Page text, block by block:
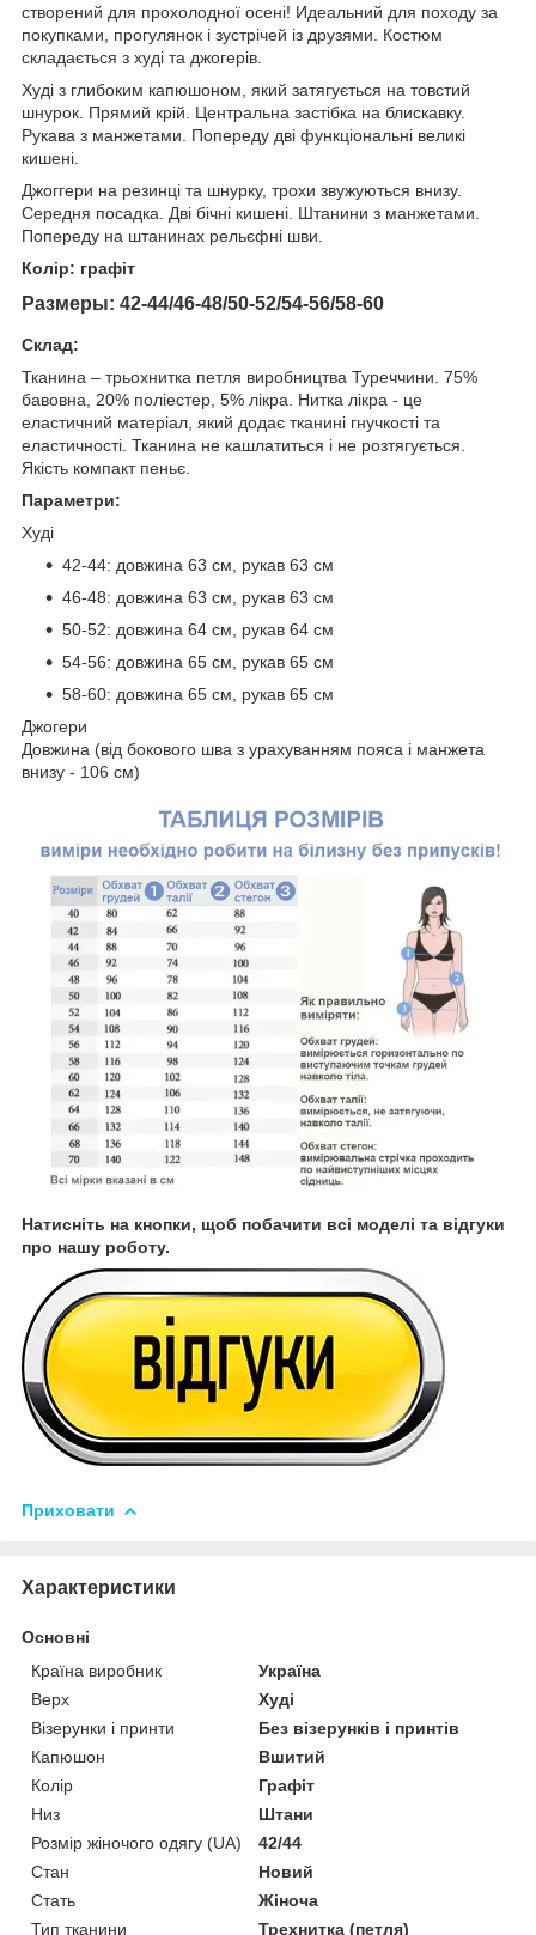
створений для прохолодної осені! Идеальний для походу за
покупками, прогулянок і зустрічей із друзями. Костюм
складається з худі та джогерів.
Худі з глибоким капюшоном, який затягується на товстий
шнурок. Прямий крій. Центральна застібка на блискавку.
Рукава з манжетами. Попереду дві функціональні великі
кишені.
Джоггери на резинці та шнурку, трохи звужуються внизу.
Середня посадка. Дві бічні кишені. Штанини з манжетами.
Попереду на штанинах рельєфні шви.
Колір: графіт
Размеры: 42-44/46-48/50-52/54-56/58-60
Склад:
Тканина – трьохнитка петля виробництва Туреччини. 75%
бавовна, 20% поліестер, 5% лікра. Нитка лікра - це
еластичний матеріал, який додає тканині гнучкості та
еластичності. Тканина не кашлатиться і не розтягується.
Якість компакт пеньє.
Параметри:
Худі
42-44: довжина 63 см, рукав 63 см
46-48: довжина 63 см, рукав 63 см
50-52: довжина 64 см, рукав 64 см
54-56: довжина 65 см, рукав 65 см
58-60: довжина 65 см, рукав 65 см
Джогери
Довжина (від бокового шва з урахуванням пояса і манжета
внизу - 106 см)
Натисніть на кнопки, щоб побачити всі моделі та відгуки
про нашу роботу.
Приховати
Характеристики
Основні
Країна виробник
Україна
Верх
Худі
Візерунки і принти
Без візерунків і принтів
Капюшон
Вшитий
Колір
Графіт
Низ
Штани
Розмір жіночого одягу (UA)
42/44
Стан
Новий
Стать
Жіноча
Тип тканини
Трехнитка (петля)